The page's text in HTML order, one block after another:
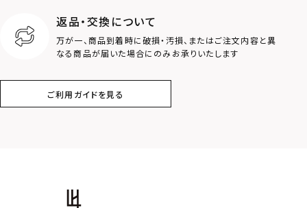
クラウン
スター
返品・交換について
万が一、商品到着時に破損・汚損、またはご注文内容と異
なる商品が届いた場合にのみお承りいたします
ご利用ガイドを見る